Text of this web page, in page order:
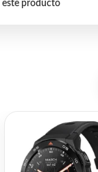
este producto